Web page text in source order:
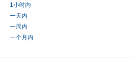
1小时内
一天内
一周内
一个月内